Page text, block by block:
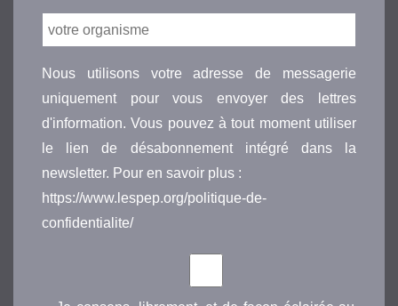
Nous utilisons votre adresse de messagerie
uniquement pour vous envoyer des lettres
d'information. Vous pouvez à tout moment utiliser
le lien de désabonnement intégré dans la
newsletter. Pour en savoir plus :
https://www.lespep.org/politique-de-
confidentialite/